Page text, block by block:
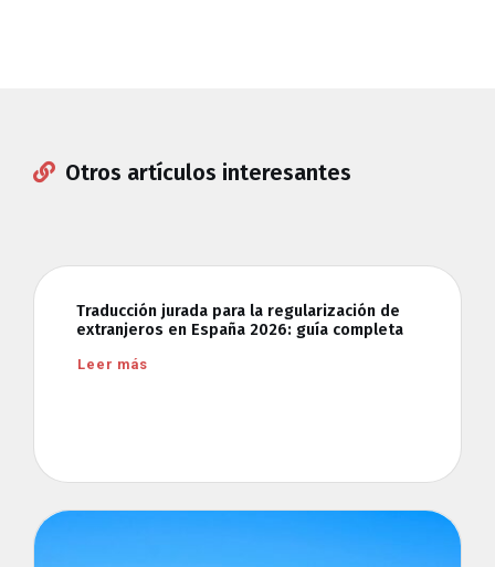
Otros artículos interesantes
Traducción jurada para la regularización de
extranjeros en España 2026: guía completa
Leer más